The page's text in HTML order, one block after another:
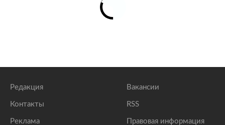
Редакция
Контакты
Реклама
Вакансии
RSS
Правовая информация